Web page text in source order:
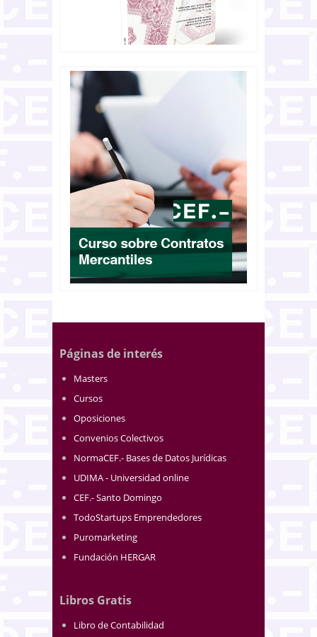
Páginas de interés
Masters
Cursos
Oposiciones
Convenios Colectivos
NormaCEF.- Bases de Datos Jurídicas
UDIMA - Universidad online
CEF.- Santo Domingo
TodoStartups Emprendedores
Puromarketing
Fundación HERGAR
Libros Gratis
Libro de Contabilidad